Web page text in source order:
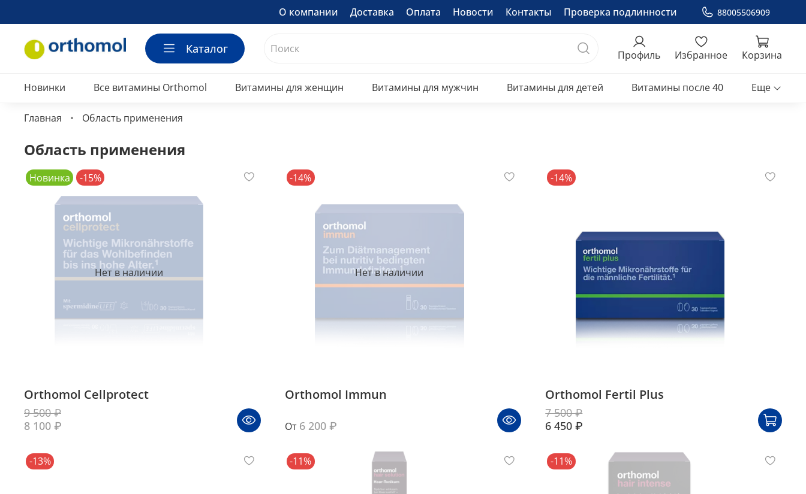
О компании Доставка Оплата Новости Контакты Проверка подлинности 88005506909
Каталог Профиль Избранное Корзина
Новинки Все витамины Orthomol Витамины для женщин Витамины для мужчин Витамины для детей Витамины после 40 Еще
Главная Область применения
Область применения
Нет в наличии
Новинка -15%
Orthomol Cellprotect
9 500 ₽
8 100 ₽
Нет в наличии
-14%
Orthomol Immun
От 6 200 ₽
-14%
Orthomol Fertil Plus
7 500 ₽
6 450 ₽
-13% -11% -11%